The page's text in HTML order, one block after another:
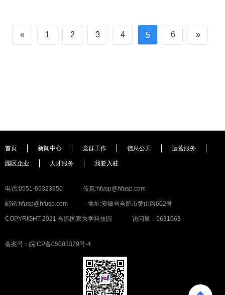
« 1 2 3 4 5 6 »
首页 新闻中心 党群工作 信息公开 运营服务
园区企业 人才服务 我要入驻
电话:0551-65323950 传真:hfusp@hfusp.com
邮箱:hfusp@hfusp.com 地址:安徽省合肥市黄山路602号
COPYRIGHT 2021 合肥国家大学科技园 访问量：5631063
备案号：皖ICP备05003379号-4